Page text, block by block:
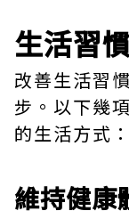
生活習
改善生活習
步。以下幾
的生活方式：
維持健康